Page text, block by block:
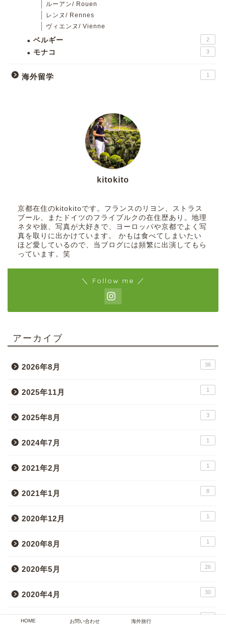
ルーアン/ Rouen
レンヌ/ Rennes
ヴィエンヌ/ Vienne
ベルギー 2
モナコ 3
海外留学 1
kitokito
京都在住のkitokitoです。フランスのリヨン、ストラス
ブール、またドイツのフライブルクの在住歴あり。地理
ネタや旅、写真が大好きで、ヨーロッパや京都でよく写
真を取りに出かけています。 かもは食べてしまいたい
ほど愛しているので、当ブログには頻繁に出演してもら
っています。笑
＼ Follow me ／
アーカイブ
2026年8月 36
2025年11月 1
2025年8月 3
2024年7月 1
2021年2月 1
2021年1月 8
2020年12月 1
2020年8月 1
2020年5月 26
2020年4月 30
2020年3月
HOME お問い合わせ 海外旅行